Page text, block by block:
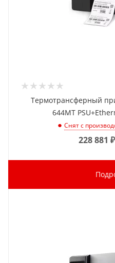
Термотрансферный
644MT
Снят с
228 881 ₽